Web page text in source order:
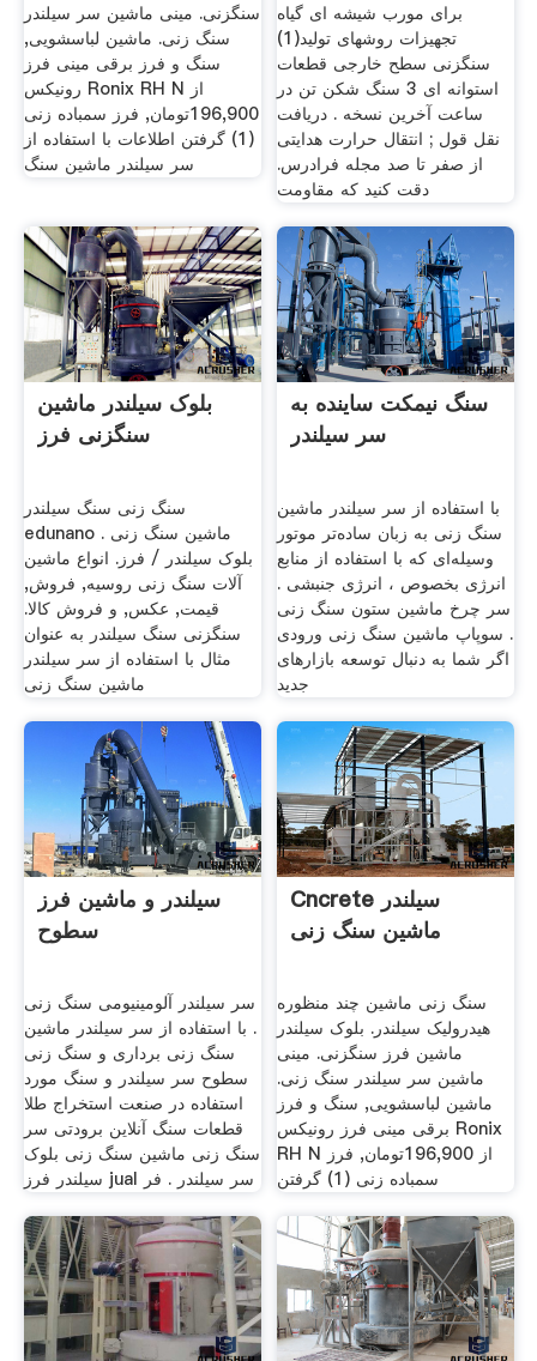
سنگزنی. مینی ماشین سر سیلندر
سنگ زنی. ماشین لباسشویی,
سنگ و فرز برقی مینی فرز
رونیکس Ronix RH N از
196,900تومان, فرز سمباده زنی
(1) گرفتن اطلاعات با استفاده از
سر سیلندر ماشین سنگ
برای مورب شیشه ای گیاه
تجهیزات روشهای تولید(1)
سنگزنی سطح خارجی قطعات
استوانه ای 3 سنگ شکن تن در
ساعت آخرین نسخه . دریافت
نقل قول ; انتقال حرارت هدایتی
از صفر تا صد مجله فرادرس.
دقت کنید که مقاومت
بلوک سیلندر ماشین
سنگزنی فرز
سنگ زنی سنگ سیلندر
edunano . ماشین سنگ زنی
بلوک سیلندر / فرز. انواع ماشین
آلات سنگ زنی روسيه, فروش,
قيمت, عکس, و فروش کالا.
سنگزنی سنگ سیلندر به عنوان
مثال با استفاده از سر سیلندر
ماشین سنگ زنی
سنگ نیمکت ساینده به
سر سیلندر
با استفاده از سر سیلندر ماشین
سنگ زنی به زبان ساده‌تر موتور
وسیله‌ای که با استفاده از منابع
انرژی بخصوص ، انرژی جنبشی .
سر چرخ ماشین ستون سنگ زنی
. سوپاپ ماشین سنگ زنی ورودی
اگر شما به دنبال توسعه بازارهای
جدید
سیلندر و ماشین فرز
سطوح
سر سیلندر آلومینیومی سنگ زنی
. با استفاده از سر سیلندر ماشین
سنگ زنی برداری و سنگ زنی
سطوح سر سیلندر و سنگ مورد
استفاده در صنعت استخراج طلا
قطعات سنگ آنلاین برودتی سر
سنگ زنی ماشین سنگ زنی بلوک
سیلندر فرز jual سر سیلندر . فر
Cncrete سیلندر
ماشین سنگ زنی
سنگ زنی ماشین چند منظوره
هیدرولیک سیلندر. بلوک سیلندر
ماشین فرز سنگزنی. مینی
ماشین سر سیلندر سنگ زنی.
ماشین لباسشویی, سنگ و فرز
برقی مینی فرز رونیکس Ronix
RH N از 196,900تومان, فرز
سمباده زنی (1) گرفتن